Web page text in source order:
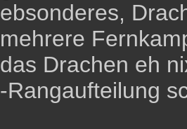
ebsonderes,
mehrere
das Drachen eh
-Rangaufteilung